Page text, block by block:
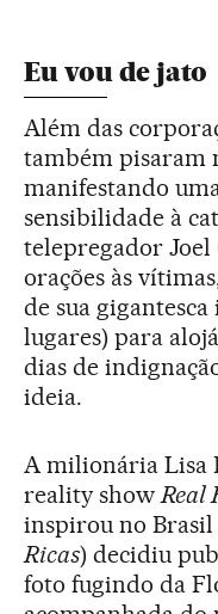
Eu vou de jato
Além das
também pisaram
manifestando
sensibilidade à
telepregador Joel
orações às
de sua
lugares) para
dias de
ideia.
A milionária Lisa
reality showReal
inspirou no
Ricas) decidiu
foto fugindo da